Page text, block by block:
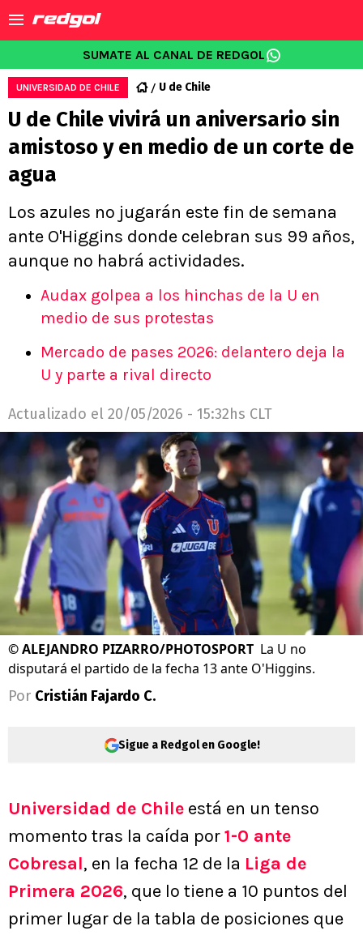
SUMATE AL CANAL DE REDGOL
UNIVERSIDAD DE CHILE U de Chile
U de Chile vivirá un aniversario sin
amistoso y en medio de un corte de
agua
Los azules no jugarán este fin de semana
ante O'Higgins donde celebran sus 99 años,
aunque no habrá actividades.
Audax golpea a los hinchas de la U en
medio de sus protestas
Mercado de pases 2026: delantero deja la
U y parte a rival directo
Actualizado el 20/05/2026 - 15:32hs CLT
©ALEJANDRO PIZARRO/PHOTOSPORT La U no
disputará el partido de la fecha 13 ante O'Higgins.
Por Cristián Fajardo C.
Sigue a Redgol en Google!
Universidad de Chile está en un tenso
momento tras la caída por1-0 ante
Cobresal, en la fecha 12 de la Liga de
Primera 2026, que lo tiene a 10 puntos del
primer lugar de la tabla de posiciones que